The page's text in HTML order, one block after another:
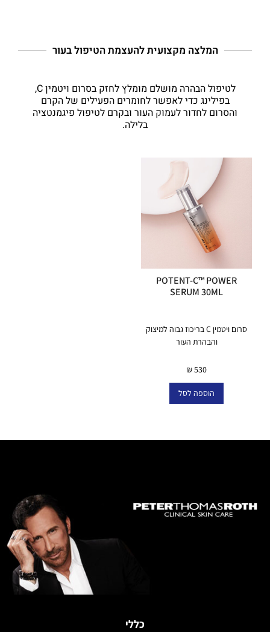
המלצה מקצועית להעצמת הטיפול בעור
לטיפול הבהרה מושלם מומלץ לחזק בסרום ויטמין C,
בפילינג כדי לאפשר לחומרים הפעילים של הקרם
והסרום לחדור לעמוק העור ובקרם לטיפול פיגמנטציה
בלילה.
POTENT-C™ POWER
SERUM 30ML
₪530
סרום ויטמין C בריכוז גבוה למיצוק
והבהרת העור
הוספה לסל
כללי